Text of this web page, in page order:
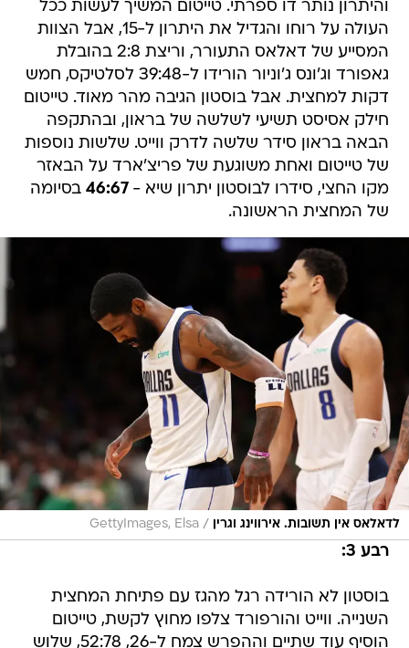
והיתרון נותר דו ספרתי. טייטום המשיך לעשות ככל
העולה על רוחו והגדיל את היתרון ל-15, אבל הצוות
המסייע של דאלאס התעורר, וריצת 2:8 בהובלת
גאפורד וג'ונס ג'וניור הורידו ל-39:48 לסלטיקס, חמש
דקות למחצית. אבל בוסטון הגיבה מהר מאוד. טייטום
חילק אסיסט תשיעי לשלשה של בראון, ובהתקפה
הבאה בראון סידר שלשה לדרק ווייט. שלשות נוספות
של טייטום ואחת משוגעת של פריצ'ארד על הבאזר
מקו החצי, סידרו לבוסטון יתרון שיא -46:67 בסיומה
של המחצית הראשונה.
לדאלאס אין תשובות. אירווינג וגרין /
GettyImages, Elsa
רבע 3:
בוסטון לא הורידה רגל מהגז עם פתיחת המחצית
השנייה. ווייט והורפורד צלפו מחוץ לקשת, טייטום
הוסיף עוד שתיים וההפרש צמח ל-26, 52:78, שלוש